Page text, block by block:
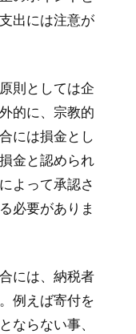
出には注意が
則としては企
的に、宗教的
には損金とし
金と認められ
よって承認さ
必要がありま
には、納税者
例えば寄付を
ならない事、